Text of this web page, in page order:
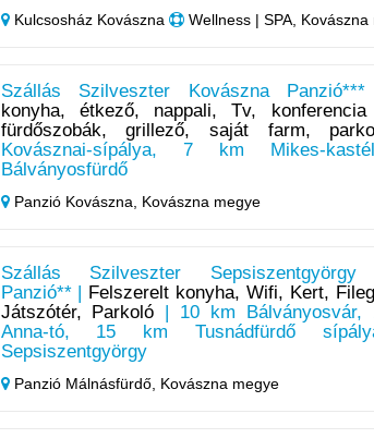
Kulcsosház Kovászna Wellness | SPA, Kovászna
Szállás Szilveszter Kovászna
konyha, étkező, nappali, Tv,
fürdőszobák, grillező, saját farm,
Kovásznai-sípálya, 7 km Mikes-
Bálványosfürdő
Panzió Kovászna, Kovászna megye
Szállás Szilveszter Sepsiszentgyörgy
Panzió** |
Felszerelt konyha, Wifi, Kert,
Játszótér, Parkoló | 10 km Bálványosvár,
Anna-tó, 15 km Tusnádfürdő
Sepsiszentgyörgy
Panzió Málnásfürdő, Kovászna megye